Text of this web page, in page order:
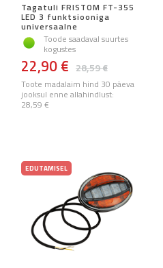
Tagatuli FRISTOM FT-355
LED 3 funktsiooniga
universaalne
Toode saadaval suurtes
kogustes
28,59 €
22,90 €
Toote madalaim hind 30 päeva
jooksul enne allahindlust:
28,59 €
EDUTAMISEL